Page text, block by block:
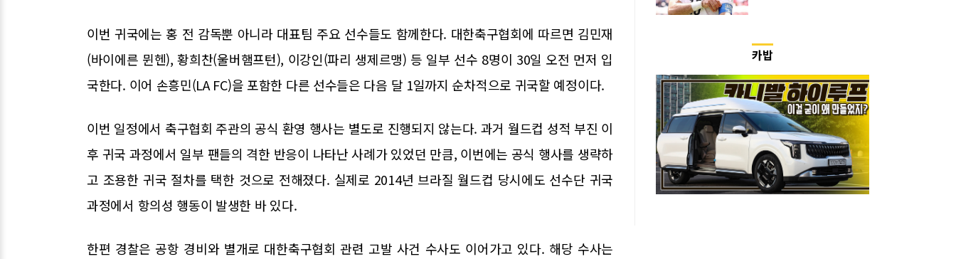
이번 귀국에는 홍 전 감독뿐 아니라 대표팀 주요 선수들도 함께한다. 대한축구협회에 따르면 김민재
(바이에른 뮌헨), 황희찬(울버햄프턴), 이강인(파리 생제르맹) 등 일부 선수 8명이 30일 오전 먼저 입
국한다. 이어 손흥민(LA FC)을 포함한 다른 선수들은 다음 달 1일까지 순차적으로 귀국할 예정이다.
이번 일정에서 축구협회 주관의 공식 환영 행사는 별도로 진행되지 않는다. 과거 월드컵 성적 부진 이
후 귀국 과정에서 일부 팬들의 격한 반응이 나타난 사례가 있었던 만큼, 이번에는 공식 행사를 생략하
고 조용한 귀국 절차를 택한 것으로 전해졌다. 실제로 2014년 브라질 월드컵 당시에도 선수단 귀국
과정에서 항의성 행동이 발생한 바 있다.
한편 경찰은 공항 경비와 별개로 대한축구협회 관련 고발 사건 수사도 이어가고 있다. 해당 수사는
카밥